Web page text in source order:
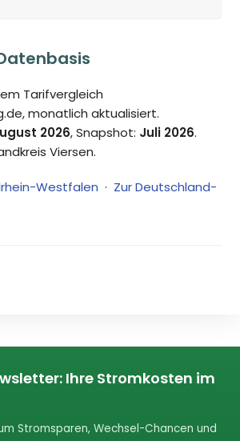
Tarifvergleich
monatlich aktualisiert.
2026, Snapshot: Juli 2026.
Viersen.
Westfalen · Zur Deutschland-
Ihre Stromkosten im
Stromsparen, Wechsel-Chancen und